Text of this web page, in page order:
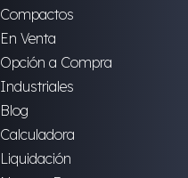
Compactos
En Venta
Opción a Compra
Industriales
Blog
Calculadora
Liquidación